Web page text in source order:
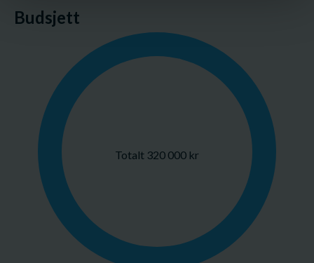
Budsjett
Totalt 320 000 kr